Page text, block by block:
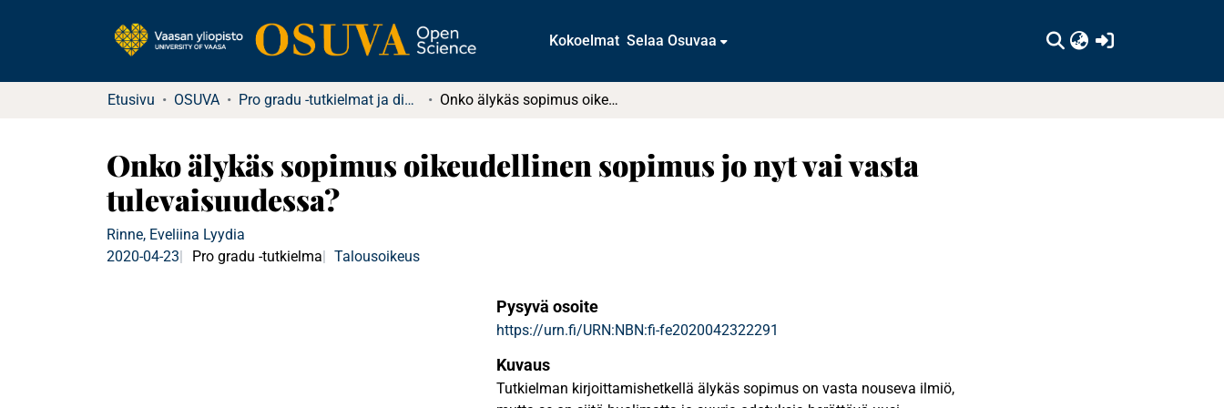
Kokoelmat Selaa Osuvaa
Etusivu OSUVA Pro gradu -tutkielmat ja diplomityöt (rajattu saatavuus) Onko älykäs sopimus oikeudellinen sopimus jo nyt vai vasta tulevaisuudessa?
Onko älykäs sopimus oikeudellinen sopimus jo nyt vai vasta
tulevaisuudessa?
Rinne, Eveliina Lyydia
2020-04-23
Pro gradu -tutkielma Talousoikeus
Pysyvä osoite
https://urn.fi/URN:NBN:fi-fe2020042322291
Kuvaus
Tutkielman kirjoittamishetkellä älykäs sopimus on vasta nouseva ilmiö,